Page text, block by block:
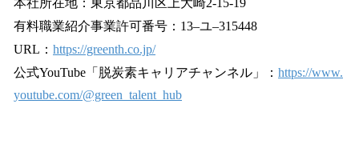
本社所在地：東京都品川区上大崎2-15-19
有料職業紹介事業許可番号：13–ユ–315448
URL： https://greenth.co.jp/
公式YouTube「脱炭素キャリアチャンネル」： https://www.
youtube.com/@green_talent_hub